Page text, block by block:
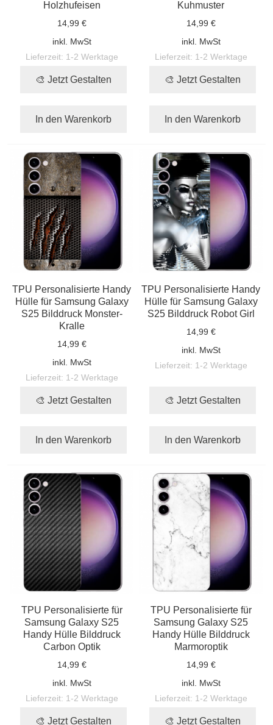
Holzhufeisen
14,99 €
inkl. MwSt
Lieferzeit: 1-2 Werktage
🎨 Jetzt Gestalten
In den Warenkorb
Kuhmuster
14,99 €
inkl. MwSt
Lieferzeit: 1-2 Werktage
🎨 Jetzt Gestalten
In den Warenkorb
TPU Personalisierte Handy
Hülle für Samsung Galaxy
S25 Bilddruck Monster-
Kralle
14,99 €
inkl. MwSt
Lieferzeit: 1-2 Werktage
🎨 Jetzt Gestalten
In den Warenkorb
TPU Personalisierte Handy
Hülle für Samsung Galaxy
S25 Bilddruck Robot Girl
14,99 €
inkl. MwSt
Lieferzeit: 1-2 Werktage
🎨 Jetzt Gestalten
In den Warenkorb
TPU Personalisierte für
Samsung Galaxy S25
Handy Hülle Bilddruck
Carbon Optik
14,99 €
inkl. MwSt
Lieferzeit: 1-2 Werktage
🎨 Jetzt Gestalten
TPU Personalisierte für
Samsung Galaxy S25
Handy Hülle Bilddruck
Marmoroptik
14,99 €
inkl. MwSt
Lieferzeit: 1-2 Werktage
🎨 Jetzt Gestalten